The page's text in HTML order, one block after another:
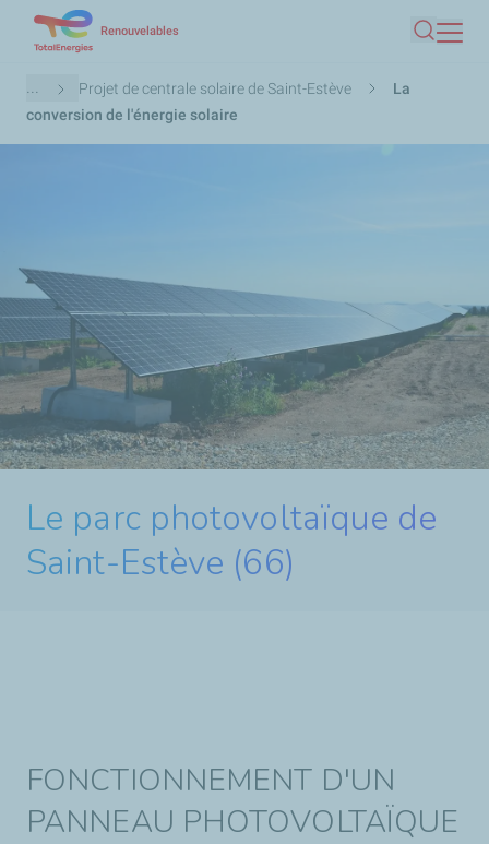
contenu
Renouvelables
Fil
d'Ariane
... Projet de centrale solaire de Saint-Estève
La
conversion de l'énergie solaire
Le parc photovoltaïque de
Saint-Estève (66)
FONCTIONNEMENT D'UN
PANNEAU PHOTOVOLTAÏQUE